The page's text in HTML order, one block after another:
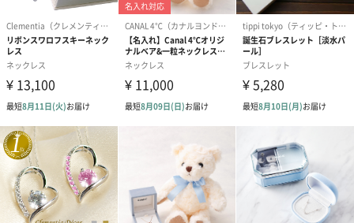
ブライダルロリポップ
ドレス（いちご味)
（1,122円）
ブライダルロリポップ
タキシード（コーラ味)
（1,122円）
夫婦箸と箸置
（2,420円）
生花
生花のブーケを同梱します。
※9-15時にご注文いただく場合、最短のお届け可能日が通常より
も1日遅くなります。